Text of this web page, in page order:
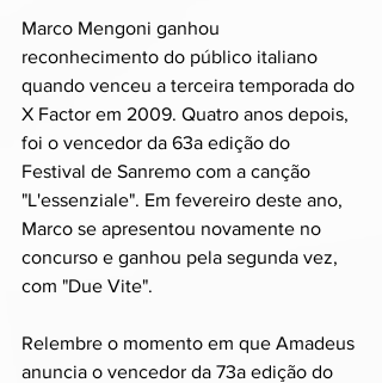
Marco Mengoni ganhou
reconhecimento do público italiano
quando venceu a terceira temporada do
X Factor em 2009. Quatro anos depois,
foi o vencedor da 63a edição do
Festival de Sanremo com a canção
"L'essenziale". Em fevereiro deste ano,
Marco se apresentou novamente no
concurso e ganhou pela segunda vez,
com "Due Vite".
Relembre o momento em que Amadeus
anuncia o vencedor da 73a edição do